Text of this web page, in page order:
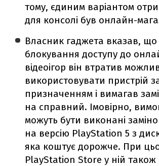
тому, єдиним варіантом
для консолі був онлайн-
Власник гаджета вказав, що
блокування доступу до
відеоігор він втратив
використовувати пристрій
призначенням і вимагав
на справний. Імовірно,
можуть бути виконані
на версію PlayStation 5 з
яка коштує дорожче. При
PlayStation Store у ній також